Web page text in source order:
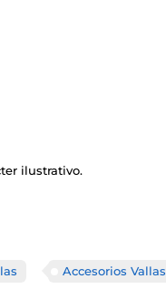
ilustrativo.
Accesorios Vallas